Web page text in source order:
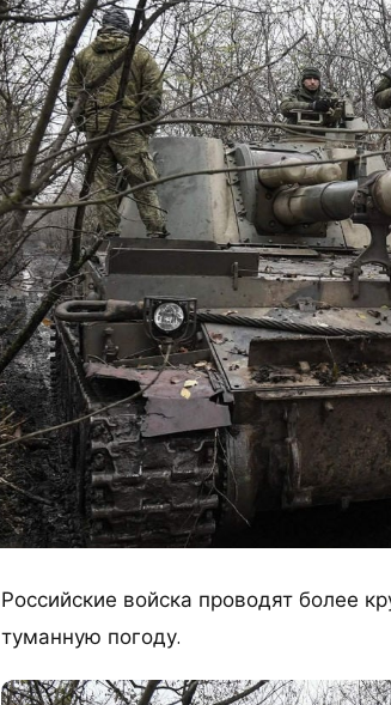
Российские войска проводят более
туманную погоду.